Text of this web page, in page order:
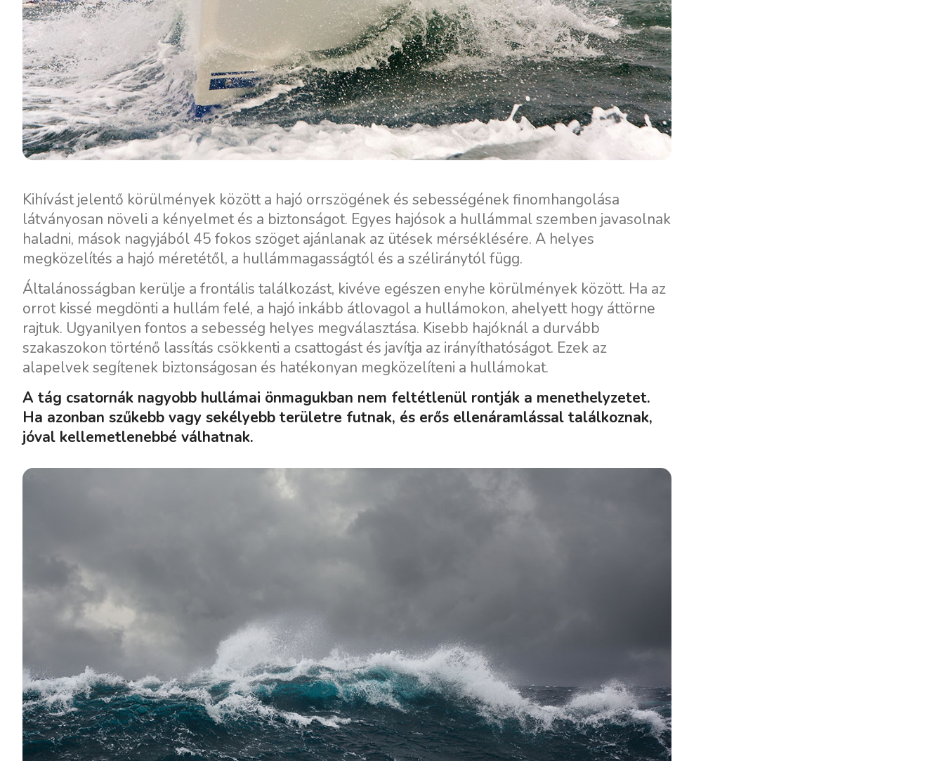
Kihívást jelentő körülmények között a hajó orrszögének és sebességének finomhangolása
látványosan növeli a kényelmet és a biztonságot. Egyes hajósok a hullámmal szemben javasolnak
haladni, mások nagyjából 45 fokos szöget ajánlanak az ütések mérséklésére. A helyes
megközelítés a hajó méretétől, a hullámmagasságtól és a széliránytól függ.
Általánosságban kerülje a frontális találkozást, kivéve egészen enyhe körülmények között. Ha az
orrot kissé megdönti a hullám felé, a hajó inkább átlovagol a hullámokon, ahelyett hogy áttörne
rajtuk. Ugyanilyen fontos a sebesség helyes megválasztása. Kisebb hajóknál a durvább
szakaszokon történő lassítás csökkenti a csattogást és javítja az irányíthatóságot. Ezek az
alapelvek segítenek biztonságosan és hatékonyan megközelíteni a hullámokat.
A tág csatornák nagyobb hullámai önmagukban nem feltétlenül rontják a menethelyzetet.
Ha azonban szűkebb vagy sekélyebb területre futnak, és erős ellenáramlással találkoznak,
jóval kellemetlenebbé válhatnak.